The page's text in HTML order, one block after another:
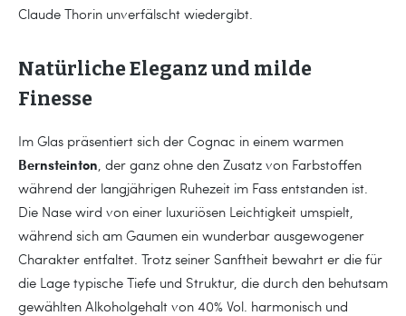
Claude Thorin unverfälscht wiedergibt.
Natürliche Eleganz und milde
Finesse
Im Glas präsentiert sich der Cognac in einem warmen
Bernsteinton , der ganz ohne den Zusatz von Farbstoffen
während der langjährigen Ruhezeit im Fass entstanden ist.
Die Nase wird von einer luxuriösen Leichtigkeit umspielt,
während sich am Gaumen ein wunderbar ausgewogener
Charakter entfaltet. Trotz seiner Sanftheit bewahrt er die für
die Lage typische Tiefe und Struktur, die durch den behutsam
gewählten Alkoholgehalt von 40% Vol. harmonisch und